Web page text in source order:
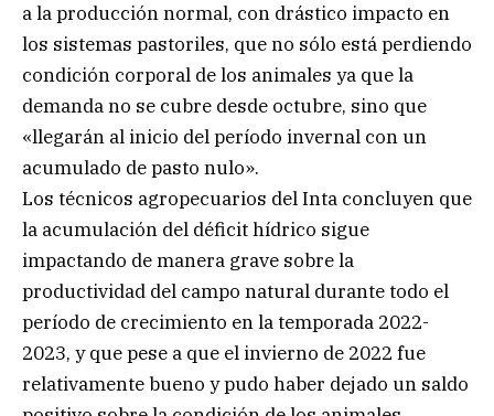
a la producción normal, con drástico impacto en
los sistemas pastoriles, que no sólo está perdiendo
condición corporal de los animales ya que la
demanda no se cubre desde octubre, sino que
«llegarán al inicio del período invernal con un
acumulado de pasto nulo».
Los técnicos agropecuarios del Inta concluyen que
la acumulación del déficit hídrico sigue
impactando de manera grave sobre la
productividad del campo natural durante todo el
período de crecimiento en la temporada 2022-
2023, y que pese a que el invierno de 2022 fue
relativamente bueno y pudo haber dejado un saldo